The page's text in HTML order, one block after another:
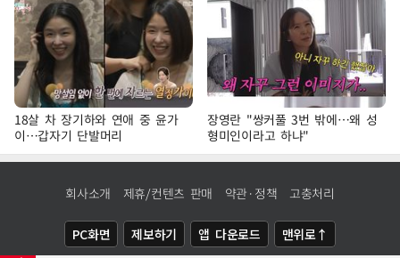
18살 차 장기하와 연애 중 윤가
이…갑자기 단발머리
장영란 "쌍커풀 3번 밖에…왜 성
형미인이라고 하냐"
회사소개 제휴/컨텐츠 판매 약관·정책 고충처리
PC화면 제보하기 앱 다운로드 맨위로↑